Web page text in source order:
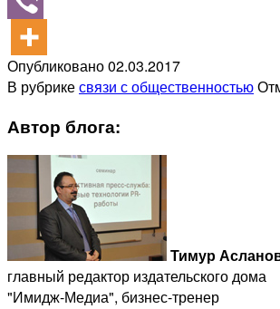
Опубликовано02.03.2017
В рубрикесвязи с общественностью
Автор блога:
Тимур
главный редактор издательского дома
"Имидж-Медиа", бизнес-тренер